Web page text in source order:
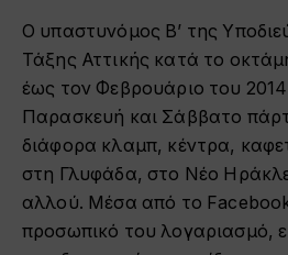
Ο υπαστυνόμος Β’ της
Τάξης Αττικής κατά το
έως τον Φεβρουάριο του
Παρασκευή και Σάββατο
διάφορα κλαμπ, κέντρα,
στη Γλυφάδα, στο Νέο
αλλού. Μέσα από το
προσωπικό του λογαριασμό,